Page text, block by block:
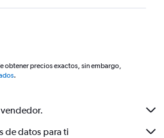
obtener precios exactos, sin embargo,
.
de datos para ti